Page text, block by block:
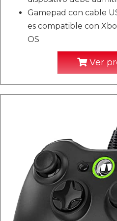
Gamepad con cable
es compatible con
OS
Ver